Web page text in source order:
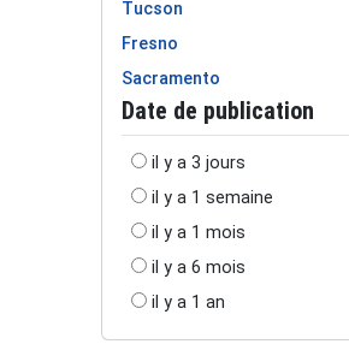
Tucson
Fresno
Sacramento
Date de publication
il y a 3 jours
il y a 1 semaine
il y a 1 mois
il y a 6 mois
il y a 1 an